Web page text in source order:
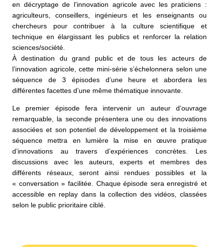
en décryptage de l’innovation agricole avec les praticiens :
agriculteurs, conseillers, ingénieurs et les enseignants ou
chercheurs pour contribuer à la culture scientifique et
technique en élargissant les publics et renforcer la relation
sciences/société.
À destination du grand public et de tous les acteurs de
l’innovation agricole, cette mini-série s’échelonnera selon une
séquence de 3 épisodes d’une heure et abordera les
différentes facettes d’une même thématique innovante.
Le premier épisode fera intervenir un auteur d’ouvrage
remarquable, la seconde présentera une ou des innovations
associées et son potentiel de développement et la troisième
séquence mettra en lumière la mise en œuvre pratique
d’innovations au travers d’expériences concrètes. Les
discussions avec les auteurs, experts et membres des
différents réseaux, seront ainsi rendues possibles et la
« conversation » facilitée. Chaque épisode sera enregistré et
accessible en replay dans la collection des vidéos, classées
selon le public prioritaire ciblé.